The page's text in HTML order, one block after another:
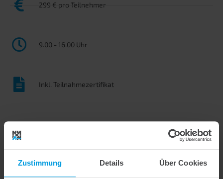
Zustimmung Details Über Cookies
299 € pro Teilnehmer
9.00 - 16.00 Uhr
Inkl. Teilnahmezertifikat
Seminardetails
Seminarinhalt